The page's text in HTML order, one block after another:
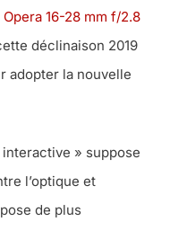
Opera 16-28 mm f/2.8
déclinaison 2019
adopter la nouvelle
» suppose
l’optique et
de plus